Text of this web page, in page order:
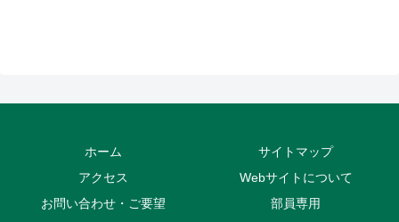
ホーム
サイトマップ
アクセス
Webサイトについて
お問い合わせ・ご要望
部員専用